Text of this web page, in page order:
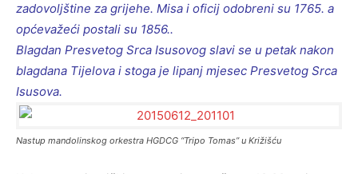
zadovoljštine za grijehe. Misa i oficij odobreni su 1765. a
općevažeći postali su 1856..
Blagdan Presvetog Srca Isusovog slavi se u petak nakon
blagdana Tijelova i stoga je lipanj mjesec Presvetog Srca
Isusova.
Nastup mandolinskog orkestra HGDCG “Tripo Tomas” u Križišću